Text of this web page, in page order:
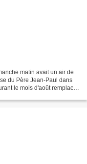
matin avait un air de
du Père Jean-Paul dans
le mois d'août remplacer